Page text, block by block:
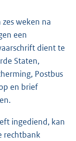
weken na
een
dient te
Staten,
Postbus
en brief
ingediend, kan
rechtbank